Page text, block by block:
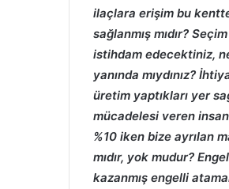
ilaçlara erişim bu
sağlanmış mıdır?
istihdam edecektiniz,
yanında mıydınız?
üretim yaptıkları yer
mücadelesi veren
%10 iken bize ayrılan
mıdır, yok mudur?
kazanmış engelli